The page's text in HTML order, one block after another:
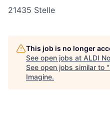
21435 Stelle
This job is no longer
See open jobs at ALDI
See open jobs similar to "
Imagine.